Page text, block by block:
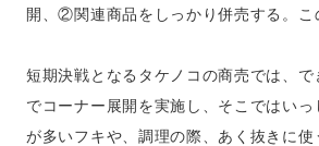
開、②関連商品をしっかり併売する。こ
短期決戦となるタケノコの商売では、
でコーナー展開を実施し、そこではいっ
が多いフキや、調理の際、あく抜きに使